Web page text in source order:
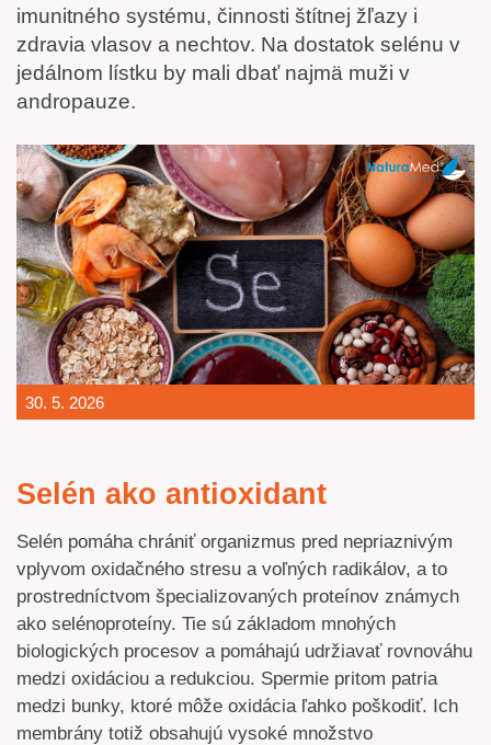
imunitného systému, činnosti štítnej žľazy i
zdravia vlasov a nechtov. Na dostatok selénu v
jedálnom lístku by mali dbať najmä muži v
andropauze.
30. 5. 2026
Selén ako antioxidant
Selén pomáha chrániť organizmus pred nepriaznivým
vplyvom oxidačného stresu a voľných radikálov, a to
prostredníctvom špecializovaných proteínov známych
ako selénoproteíny. Tie sú základom mnohých
biologických procesov a pomáhajú udržiavať rovnováhu
medzi oxidáciou a redukciou. Spermie pritom patria
medzi bunky, ktoré môže oxidácia ľahko poškodiť. Ich
membrány totiž obsahujú vysoké množstvo